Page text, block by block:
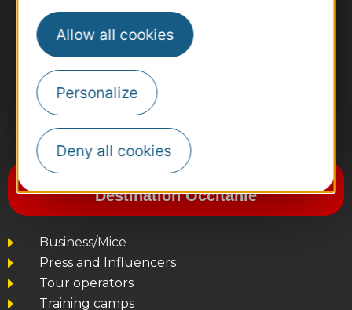
Allow all cookies
Personalize
Deny all cookies
#VoyageOccitanie
Subscribe to the newsletter
Destination Occitanie
Business/Mice
Press and Influencers
Tour operators
Training camps